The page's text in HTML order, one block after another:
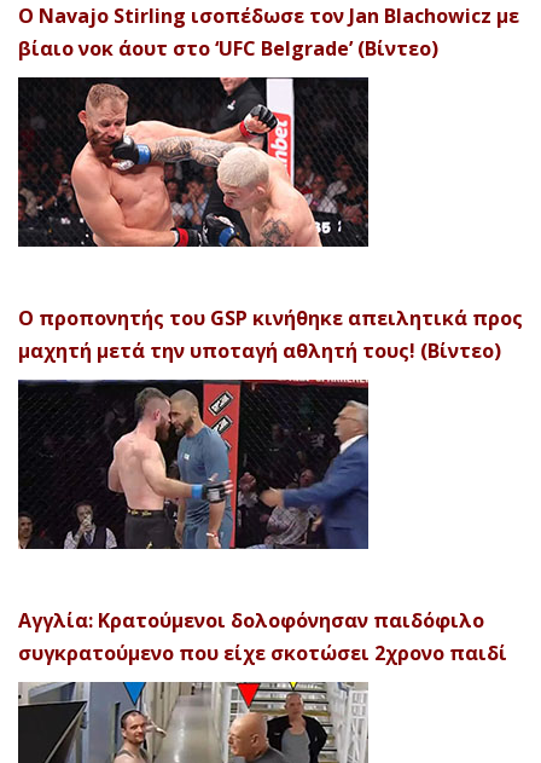
Ο Navajo Stirling ισοπέδωσε τον Jan Blachowicz με
βίαιο νοκ άουτ στο ‘UFC Belgrade’ (Βίντεο)
Ο προπονητής του GSP κινήθηκε απειλητικά προς
μαχητή μετά την υποταγή αθλητή τους! (Βίντεο)
Αγγλία: Κρατούμενοι δολοφόνησαν παιδόφιλο
συγκρατούμενο που είχε σκοτώσει 2χρονο παιδί